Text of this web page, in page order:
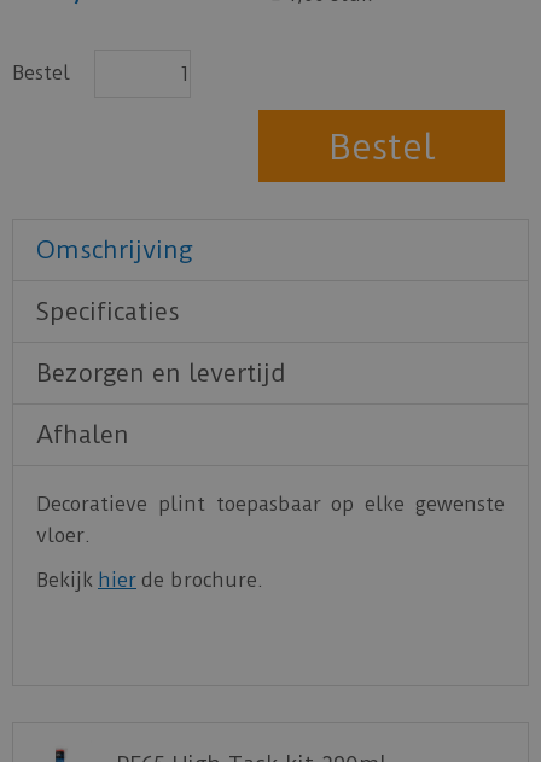
Bestel
Omschrijving
Specificaties
Bezorgen en levertijd
Afhalen
Decoratieve plint toepasbaar op elke gewenste
vloer.
Bekijk hier de brochure.